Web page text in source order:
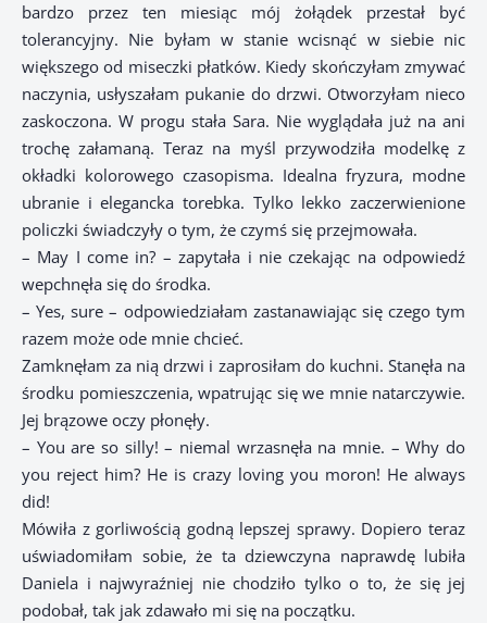
bardzo przez ten miesiąc mój żołądek przestał być
tolerancyjny. Nie byłam w stanie wcisnąć w siebie nic
większego od miseczki płatków. Kiedy skończyłam zmywać
naczynia, usłyszałam pukanie do drzwi. Otworzyłam nieco
zaskoczona. W progu stała Sara. Nie wyglądała już na ani
trochę załamaną. Teraz na myśl przywodziła modelkę z
okładki kolorowego czasopisma. Idealna fryzura, modne
ubranie i elegancka torebka. Tylko lekko zaczerwienione
policzki świadczyły o tym, że czymś się przejmowała.
– May I come in? – zapytała i nie czekając na odpowiedź
wepchnęła się do środka.
– Yes, sure – odpowiedziałam zastanawiając się czego tym
razem może ode mnie chcieć.
Zamknęłam za nią drzwi i zaprosiłam do kuchni. Stanęła na
środku pomieszczenia, wpatrując się we mnie natarczywie.
Jej brązowe oczy płonęły.
– You are so silly! – niemal wrzasnęła na mnie. – Why do
you reject him? He is crazy loving you moron! He always
did!
Mówiła z gorliwością godną lepszej sprawy. Dopiero teraz
uświadomiłam sobie, że ta dziewczyna naprawdę lubiła
Daniela i najwyraźniej nie chodziło tylko o to, że się jej
podobał, tak jak zdawało mi się na początku.